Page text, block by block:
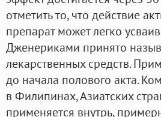
отметить то, что действие
препарат может легко
Дженериками принято
лекарственных средств.
до начала полового акта.
в Филипинах, Азиатских
применяется внутрь,